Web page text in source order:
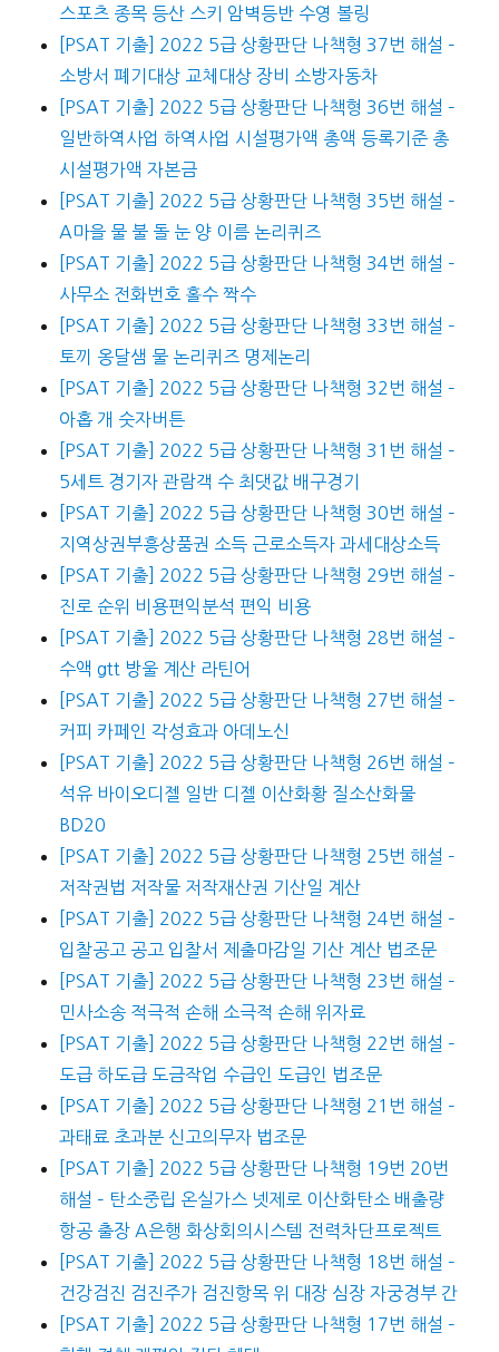
스포츠 종목 등산 스키 암벽등반 수영 볼링
[PSAT 기출] 2022 5급 상황판단 나책형 37번 해설 –
소방서 폐기대상 교체대상 장비 소방자동차
[PSAT 기출] 2022 5급 상황판단 나책형 36번 해설 –
일반하역사업 하역사업 시설평가액 총액 등록기준 총
시설평가액 자본금
[PSAT 기출] 2022 5급 상황판단 나책형 35번 해설 –
A마을 물 불 돌 눈 양 이름 논리퀴즈
[PSAT 기출] 2022 5급 상황판단 나책형 34번 해설 –
사무소 전화번호 홀수 짝수
[PSAT 기출] 2022 5급 상황판단 나책형 33번 해설 –
토끼 옹달샘 물 논리퀴즈 명제논리
[PSAT 기출] 2022 5급 상황판단 나책형 32번 해설 –
아홉 개 숫자버튼
[PSAT 기출] 2022 5급 상황판단 나책형 31번 해설 –
5세트 경기자 관람객 수 최댓값 배구경기
[PSAT 기출] 2022 5급 상황판단 나책형 30번 해설 –
지역상권부흥상품권 소득 근로소득자 과세대상소득
[PSAT 기출] 2022 5급 상황판단 나책형 29번 해설 –
진로 순위 비용편익분석 편익 비용
[PSAT 기출] 2022 5급 상황판단 나책형 28번 해설 –
수액 gtt 방울 계산 라틴어
[PSAT 기출] 2022 5급 상황판단 나책형 27번 해설 –
커피 카페인 각성효과 아데노신
[PSAT 기출] 2022 5급 상황판단 나책형 26번 해설 –
석유 바이오디젤 일반 디젤 이산화황 질소산화물
BD20
[PSAT 기출] 2022 5급 상황판단 나책형 25번 해설 –
저작권법 저작물 저작재산권 기산일 계산
[PSAT 기출] 2022 5급 상황판단 나책형 24번 해설 –
입찰공고 공고 입찰서 제출마감일 기산 계산 법조문
[PSAT 기출] 2022 5급 상황판단 나책형 23번 해설 –
민사소송 적극적 손해 소극적 손해 위자료
[PSAT 기출] 2022 5급 상황판단 나책형 22번 해설 –
도급 하도급 도금작업 수급인 도급인 법조문
[PSAT 기출] 2022 5급 상황판단 나책형 21번 해설 –
과태료 초과분 신고의무자 법조문
[PSAT 기출] 2022 5급 상황판단 나책형 19번 20번
해설 – 탄소중립 온실가스 넷제로 이산화탄소 배출량
항공 출장 A은행 화상회의시스템 전력차단프로젝트
[PSAT 기출] 2022 5급 상황판단 나책형 18번 해설 –
건강검진 검진주가 검진항목 위 대장 심장 자궁경부 간
[PSAT 기출] 2022 5급 상황판단 나책형 17번 해설 –